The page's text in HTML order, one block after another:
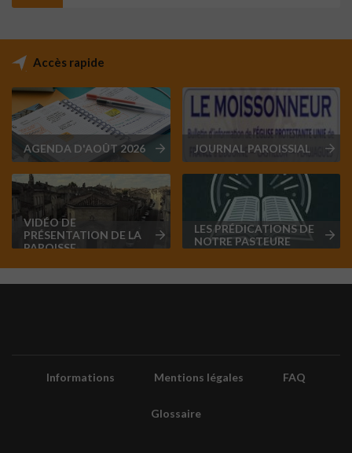
Accès rapide
AGENDA D'AOÛT 2026 JOURNAL PAROISSIAL
VIDÉO DE
PRÉSENTATION DE LA
PAROISSE
LES PRÉDICATIONS DE
NOTRE PASTEURE
Informations Mentions légales FAQ
Glossaire